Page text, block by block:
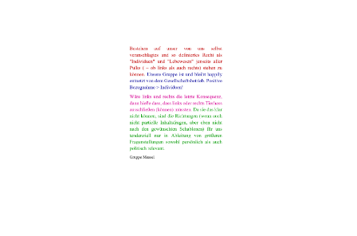
combination
with
vileness